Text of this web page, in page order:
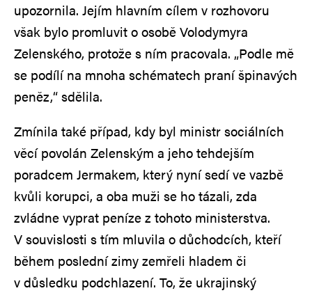
upozornila. Jejím hlavním cílem v rozhovoru
však bylo promluvit o osobě Volodymyra
Zelenského, protože s ním pracovala. „Podle mě
se podílí na mnoha schématech praní špinavých
peněz,“ sdělila.
Zmínila také případ, kdy byl ministr sociálních
věcí povolán Zelenským a jeho tehdejším
poradcem Jermakem, který nyní sedí ve vazbě
kvůli korupci, a oba muži se ho tázali, zda
zvládne vyprat peníze z tohoto ministerstva.
V souvislosti s tím mluvila o důchodcích, kteří
během poslední zimy zemřeli hladem či
v důsledku podchlazení. To, že ukrajinský